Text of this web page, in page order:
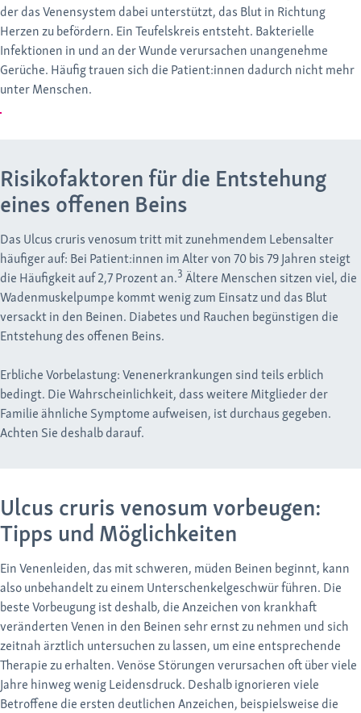
der das Venensystem dabei unterstützt, das Blut in Richtung
Herzen zu befördern. Ein Teufelskreis entsteht. Bakterielle
Infektionen in und an der Wunde verursachen unangenehme
Gerüche. Häufig trauen sich die Patient:innen dadurch nicht mehr
unter Menschen.
Risikofaktoren für die Entstehung
eines offenen Beins
Das Ulcus cruris venosum tritt mit zunehmendem Lebensalter
häufiger auf: Bei Patient:innen im Alter von 70 bis 79 Jahren steigt
die Häufigkeit auf 2,7 Prozent an.3 Ältere Menschen sitzen viel, die
Wadenmuskelpumpe kommt wenig zum Einsatz und das Blut
versackt in den Beinen. Diabetes und Rauchen begünstigen die
Entstehung des offenen Beins.
Erbliche Vorbelastung: Venenerkrankungen sind teils erblich
bedingt. Die Wahrscheinlichkeit, dass weitere Mitglieder der
Familie ähnliche Symptome aufweisen, ist durchaus gegeben.
Achten Sie deshalb darauf.
Ulcus cruris venosum vorbeugen:
Tipps und Möglichkeiten
Ein Venenleiden, das mit schweren, müden Beinen beginnt, kann
also unbehandelt zu einem Unterschenkelgeschwür führen. Die
beste Vorbeugung ist deshalb, die Anzeichen von krankhaft
veränderten Venen in den Beinen sehr ernst zu nehmen und sich
zeitnah ärztlich untersuchen zu lassen, um eine entsprechende
Therapie zu erhalten. Venöse Störungen verursachen oft über viele
Jahre hinweg wenig Leidensdruck. Deshalb ignorieren viele
Betroffene die ersten deutlichen Anzeichen, beispielsweise die